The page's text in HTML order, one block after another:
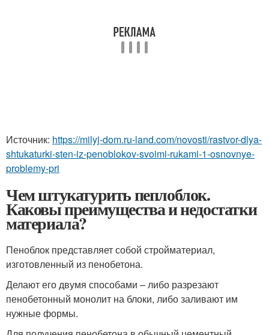
Источник: https://milyj-dom.ru-land.com/novosti/rastvor-dlya-
shtukaturki-sten-iz-penoblokov-svoimi-rukami-1-osnovnye-
problemy-pri
Чем штукатурить пеплоблок.
Каковы преимущества и недостатки
материала?
Пеноблок представляет собой стройматериал,
изготовленный из пенобетона.
Делают его двумя способами – либо разрезают
пенобетонный монолит на блоки, либо заливают им
нужные формы.